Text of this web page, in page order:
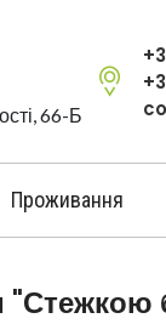
66-Б
Проживання